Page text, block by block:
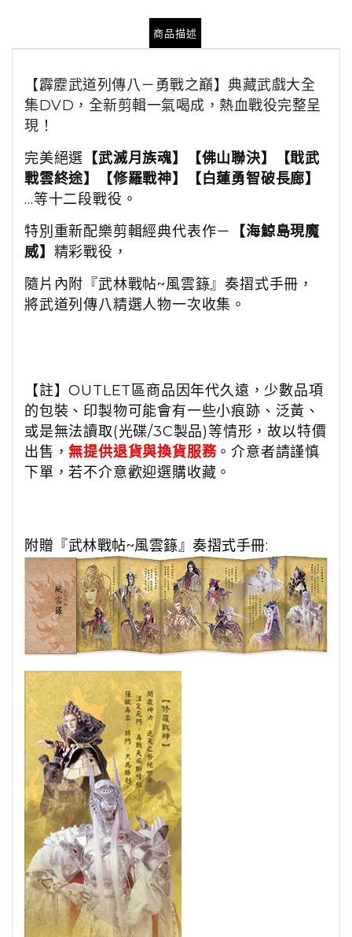
商品描述
【霹靂武道列傳八－勇戰之巔】典藏武戲大全
集DVD，全新剪輯一氣喝成，熱血戰役完整呈
現！
完美絕選 【武滅月族魂】【佛山聯決】【戢武
戰雲終途】【修羅戰神】【白蓮勇智破長廊】
…等十二段戰役。
特別重新配樂剪輯經典代表作－
【海鯨島現魔
威】 精彩戰役，
隨片內附『武林戰帖~風雲籙』奏摺式手冊，
將武道列傳八精選人物一次收集。
【註】OUTLET區商品因年代久遠，少數品項
的包裝、印製物可能會有一些小痕跡、泛黃、
或是無法讀取(光碟/3C製品)等情形，故以特價
出售，無提供退貨與換貨服務。介意者請謹慎
下單，若不介意歡迎選購收藏。
附贈『武林戰帖~風雲籙』奏摺式手冊: